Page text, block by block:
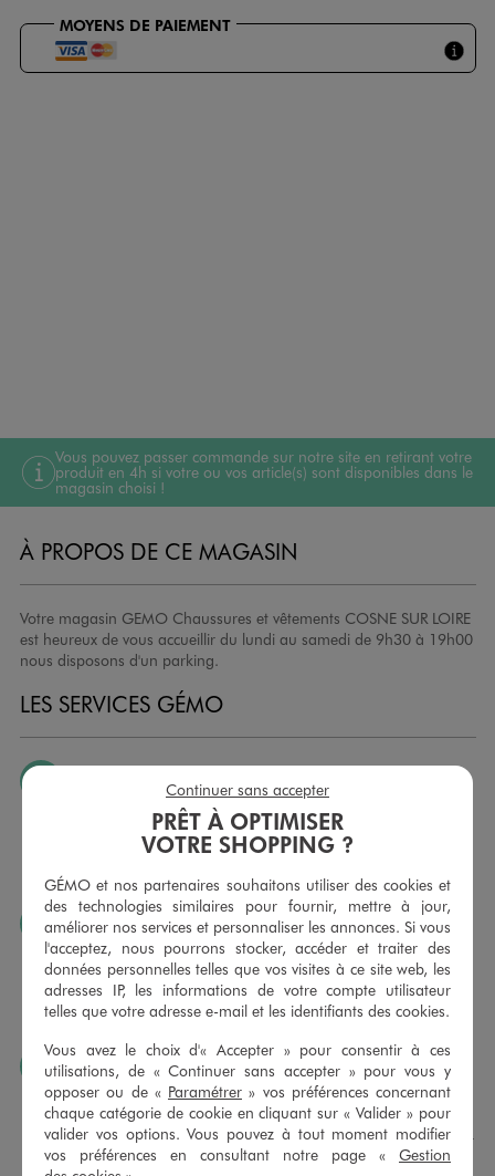
MOYENS DE PAIEMENT
Vous pouvez passer commande sur notre site en retirant votre
produit en 4h si votre ou vos article(s) sont disponibles dans le
magasin choisi !
À PROPOS DE CE MAGASIN
Votre magasin GEMO Chaussures et vêtements COSNE SUR LOIRE
est heureux de vous accueillir du lundi au samedi de 9h30 à 19h00
nous disposons d'un parking.
LES SERVICES GÉMO
JE PEUX CHANGER D’AVIS
Nous échangeons et vous proposons un avoir ou un
remboursement pour tout article non porté, non retouché,
sous 30 jours, sur simple présentation du ticket de caisse,
dans tous les magasins GÉMO.
JE PEUX FAIRE RETOUCHER MES ARTICLES
Ourlets, ceintures… vous avez la possibilité de faire
retoucher vos articles textiles dans nos magasins. Les tarifs
sont à votre disposition sur simple demande. Voir
conditions en magasins.
J’AIME FAIRE PLAISIR
Nous vous proposons des cartes cadeaux GÉMO d’un
montant au choix entre 10€ et 150€. Les cartes cadeau
GÉMO sont valables 1 an, utilisables en plusieurs fois, pour
payer vos achats en magasin. Offrez vos cartes cadeau
PRÊT À OPTIMISER
VOTRE SHOPPING ?
GÉMO et nos partenaires souhaitons utiliser des cookies et
des technologies similaires pour fournir, mettre à jour,
améliorer nos services et personnaliser les annonces. Si vous
l'acceptez, nous pourrons stocker, accéder et traiter des
données personnelles telles que vos visites à ce site web, les
adresses IP, les informations de votre compte utilisateur
telles que votre adresse e-mail et les identifiants des cookies.
Vous avez le choix d'« Accepter » pour consentir à ces
utilisations, de « Continuer sans accepter » pour vous y
opposer ou de « Paramétrer » vos préférences concernant
chaque catégorie de cookie en cliquant sur « Valider » pour
valider vos options. Vous pouvez à tout moment modifier
vos préférences en consultant notre page « Gestion
Continuer sans accepter